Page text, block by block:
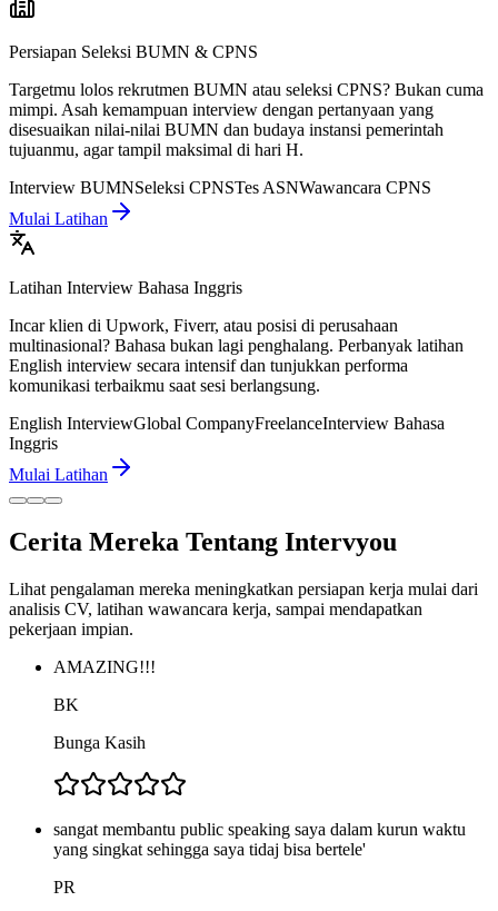
Persiapan Seleksi BUMN & CPNS
Targetmu lolos rekrutmen BUMN atau seleksi CPNS? Bukan cuma
mimpi. Asah kemampuan interview dengan pertanyaan yang
disesuaikan nilai-nilai BUMN dan budaya instansi pemerintah
tujuanmu, agar tampil maksimal di hari H.
Interview BUMNSeleksi CPNSTes ASNWawancara CPNS
Mulai Latihan
Latihan Interview Bahasa Inggris
Incar klien di Upwork, Fiverr, atau posisi di perusahaan
multinasional? Bahasa bukan lagi penghalang. Perbanyak latihan
English interview secara intensif dan tunjukkan performa
komunikasi terbaikmu saat sesi berlangsung.
English InterviewGlobal CompanyFreelanceInterview Bahasa
Inggris
Mulai Latihan
Cerita Mereka Tentang Intervyou
Lihat pengalaman mereka meningkatkan persiapan kerja mulai dari
analisis CV, latihan wawancara kerja, sampai mendapatkan
pekerjaan impian.
AMAZING!!!
BK
Bunga Kasih
sangat membantu public speaking saya dalam kurun waktu
yang singkat sehingga saya tidaj bisa bertele'
PR